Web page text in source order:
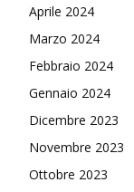
Aprile 2024
Marzo 2024
Febbraio 2024
Gennaio 2024
Dicembre 2023
Novembre 2023
Ottobre 2023